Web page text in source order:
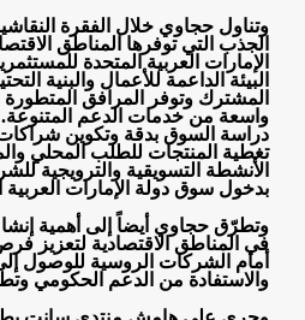
وتناول حجاوي خلال الفقرة
الجذب التي توفرها المناطق
الإمارات العربية المتحدة
البيئة الداعمة للأعمال والبنية
المشترك وتوفر المرافق
واسعة من خدمات الدعم
دراسة السوق بدقة وتكوين
تغطية المنتجات للطلب المحلي
الأنشطة التسويقية والترويجية
بدخول سوق دولة الإمارات العربية
وتطرّق حجاوي أيضاً إلى أهمية
في المناطق الاقتصادية لتعزيز
أمام الشركات الروسية للوصول
والاستفادة من الدعم الحكومي